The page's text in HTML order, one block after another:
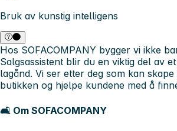
Bruk av kunstig intelligens
Hos SOFACOMPANY bygger vi ikke
Salgsassistent blir du en viktig del av
lagånd. Vi ser etter deg som kan
butikken og hjelpe kundene med å
🛋️ Om SOFACOMPANY